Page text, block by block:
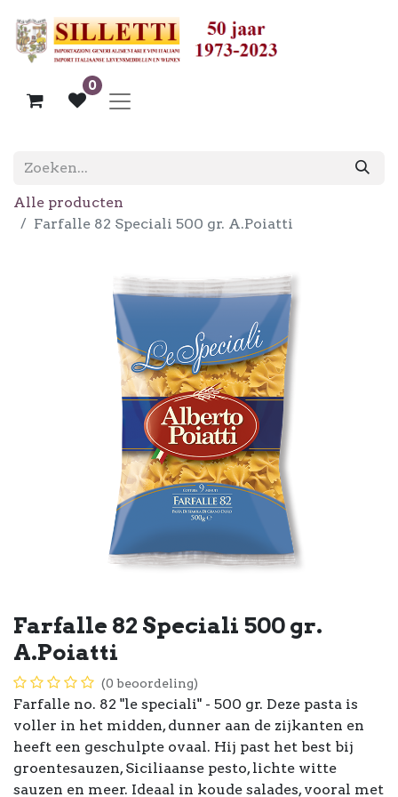
0
Alle producten
Farfalle 82 Speciali 500 gr. A.Poiatti
Farfalle 82 Speciali 500 gr.
A.Poiatti
(0 beoordeling)
Farfalle no. 82 "le speciali" - 500 gr. Deze pasta is
voller in het midden, dunner aan de zijkanten en
heeft een geschulpte ovaal. Hij past het best bij
groentesauzen, Siciliaanse pesto, lichte witte
sauzen en meer. Ideaal in koude salades, vooral met